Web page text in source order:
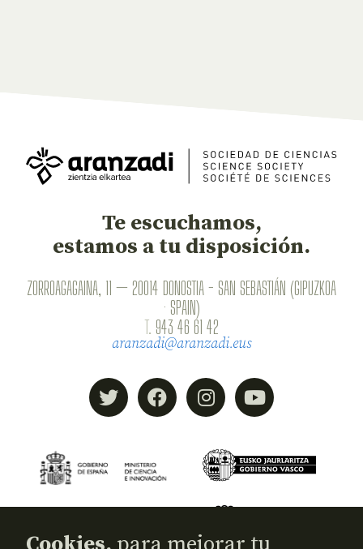
Te escuchamos,
estamos a tu disposición.
ZORROAGAGAINA, 11 — 20014 DONOSTIA - SAN SEBASTIÁN (GIPUZKOA
· SPAIN)
T. 943 46 61 42
aranzadi@aranzadi.eus